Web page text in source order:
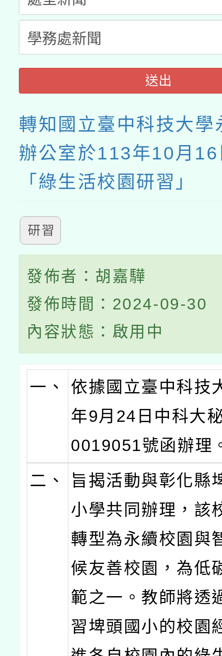
送出
轉知國立臺中科技大學
辦公室於113年10月
「綠生活校園研習」
研習
發佈者：胡嘉驊
發佈時間：2024-09-30
內容狀態：啟用中
一、
依據國立臺中科技
年9月24日中科大
0019051號函辦理
二、
旨揭活動與彰化縣
小學共同辦理，該
轉型為永續校園與
候友善校園，為低
範之一。教師將透
習埤頭國小的校園